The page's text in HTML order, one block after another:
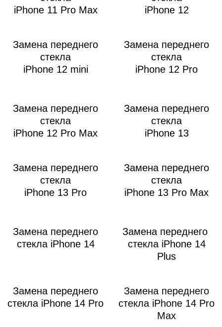
iPhone 11 Pro Max
iPhone 12
Замена переднего
стекла
iPhone 12 mini
Замена переднего
стекла
iPhone 12 Pro
Замена переднего
стекла
iPhone 12 Pro Max
Замена переднего
стекла
iPhone 13
Замена переднего
стекла
iPhone 13 Pro
Замена переднего
стекла
iPhone 13 Pro Max
Замена переднего
стекла iPhone 14
Замена переднего
стекла iPhone 14
Plus
Замена переднего
стекла iPhone 14 Pro
Замена переднего
стекла iPhone 14 Pro
Max